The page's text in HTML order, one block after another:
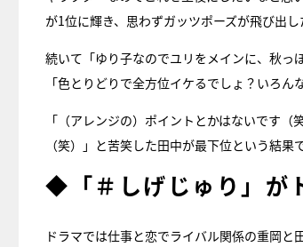
が1位に輝き、思わずガッツポーズが飛び出し
続いて「ゆり子なのでユリをメインに、秋っ
「色とりどりで全方位イケるでしょ？いろ
「（アレンジの）ポイントとかはないです
（笑）」と苦笑した田中が最下位という結果
◆「＃しげじゅり」が
ドラマでは仕事と恋でライバル関係の重岡と